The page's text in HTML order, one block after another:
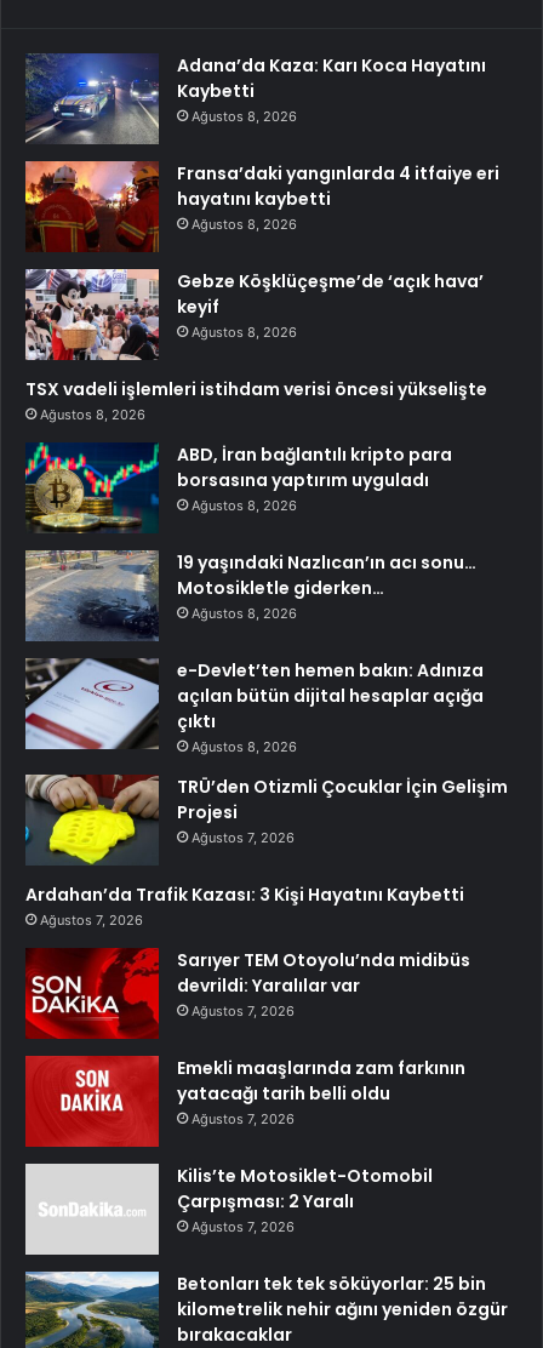
Adana’da Kaza: Karı Koca Hayatını
Kaybetti
Ağustos 8, 2026
Fransa’daki yangınlarda 4 itfaiye eri
hayatını kaybetti
Ağustos 8, 2026
Gebze Köşklüçeşme’de ‘açık hava’
keyif
Ağustos 8, 2026
TSX vadeli işlemleri istihdam verisi öncesi yükselişte
Ağustos 8, 2026
ABD, İran bağlantılı kripto para
borsasına yaptırım uyguladı
Ağustos 8, 2026
19 yaşındaki Nazlıcan’ın acı sonu…
Motosikletle giderken…
Ağustos 8, 2026
e-Devlet’ten hemen bakın: Adınıza
açılan bütün dijital hesaplar açığa
çıktı
Ağustos 8, 2026
TRÜ’den Otizmli Çocuklar İçin Gelişim
Projesi
Ağustos 7, 2026
Ardahan’da Trafik Kazası: 3 Kişi Hayatını Kaybetti
Ağustos 7, 2026
Sarıyer TEM Otoyolu’nda midibüs
devrildi: Yaralılar var
Ağustos 7, 2026
Emekli maaşlarında zam farkının
yatacağı tarih belli oldu
Ağustos 7, 2026
Kilis’te Motosiklet-Otomobil
Çarpışması: 2 Yaralı
Ağustos 7, 2026
Betonları tek tek söküyorlar: 25 bin
kilometrelik nehir ağını yeniden özgür
bırakacaklar